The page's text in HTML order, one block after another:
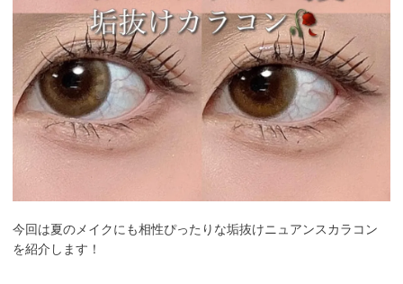
今回は夏のメイクにも相性ぴったりな垢抜けニュアンスカラコン
を紹介します！